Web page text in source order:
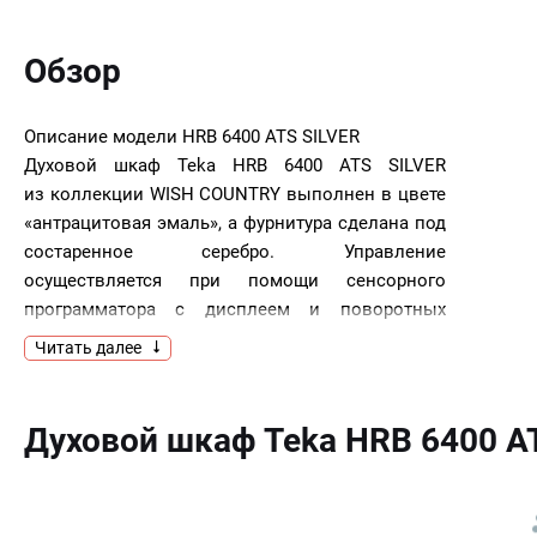
Обзор
Описание модели HRB 6400 ATS SILVER
Духовой шкаф Teka HRB 6400 ATS SILVER
из коллекции WISH COUNTRY выполнен в цвете
«антрацитовая эмаль», а фурнитура сделана под
состаренное серебро. Управление
осуществляется при помощи сенсорного
программатора с дисплеем и поворотных
переключателей. В модели предусмотрены
9 режимов нагрева, а также очистка HydroClean
с 1 съёмное внутренним стеклом, а также
вентилятор охлаждения защищают
Читать далее
Духовой шкаф Teka HRB 6400